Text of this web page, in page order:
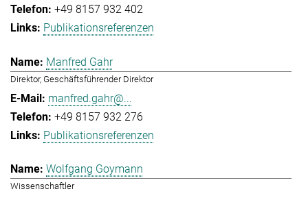
+49 8157 932 402
Publikationsreferenzen
Manfred Gahr
Direktor, Geschäftsführender Direktor
manfred.gahr@...
+49 8157 932 276
Publikationsreferenzen
Wolfgang Goymann
Wissenschaftler